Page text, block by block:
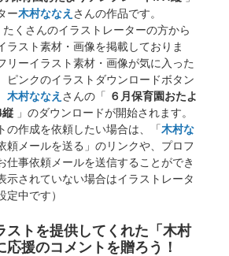
ー木村ななえ さんの作品です。
くさんのイラストレーターの方から
ラスト素材・画像を掲載しておりま
リーイラスト素材・画像が気に入った
ピンクのイラストダウンロードボタン
木村ななえ さんの「 ６月保育園おたよ
縦 」のダウンロードが開始されます。
の作成を依頼したい場合は、「木村な
頼メールを送る」のリンクや、プロフ
仕事依頼メールを送信することができ
示されていない場合はイラストレータ
定中です）
ストを提供してくれた「木村
応援のコメントを贈ろう！